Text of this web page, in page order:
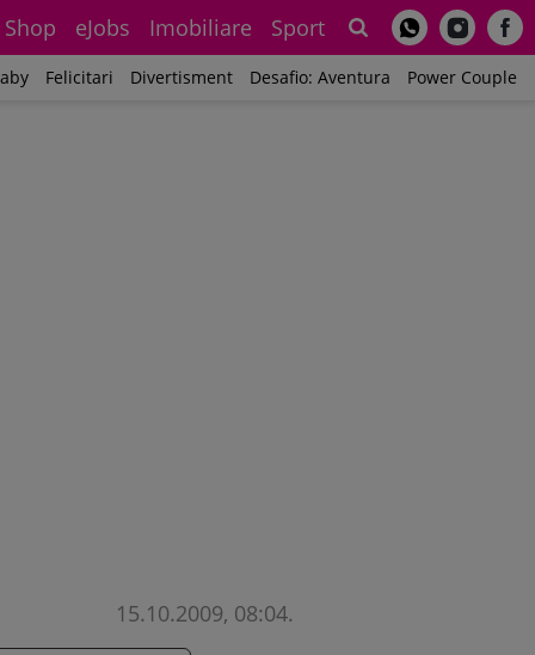
Shop eJobs Imobiliare Sport
Felicitari Divertisment Desafio: Aventura Power Couple
15.10.2009, 08:04.